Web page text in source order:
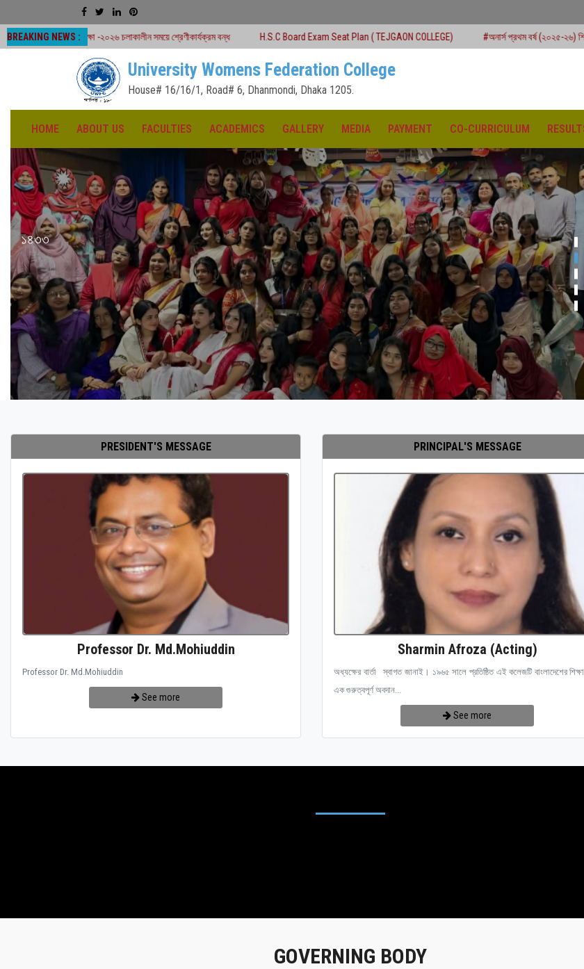
BREAKING NEWS :
-২০২৬ চলাকালীন সময়ে শ্রেণীকার্যক্রম বন্ধ H.S.C Board Exam Seat Plan ( TEJGAON COLLEGE) #অনার্স প্রথম বর্ষ (২০২৫-২৬) শিক্ষাবর্ষে ২য় মেধাতালিকায়
University Womens Federation College
House# 16/16/1, Road# 6, Dhanmondi, Dhaka 1205.
HOME ABOUT US FACULTIES ACADEMICS GALLERY MEDIA PAYMENT CO-CURRICULUM
১৪৩৩
PRESIDENT'S MESSAGE
Professor Dr. Md.Mohiuddin
Professor Dr. Md.Mohiuddin
See more
PRINCIPAL'S MESSAGE
Sharmin Afroza (Acting)
অধ্যক্ষের বার্তা স্বাগত জানাই। ১৯৬৫ সালে প্রতিষ্ঠিত এই কলেজটি বাংলাদেশের
এক গুরুত্বপূর্ণ অবদান...
See more
GOVERNING BODY